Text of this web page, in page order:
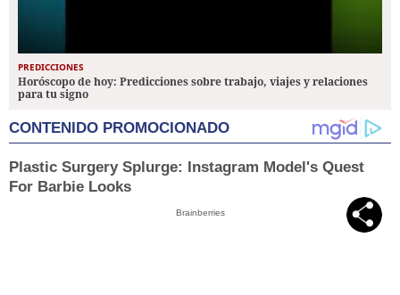
PREDICCIONES
Horóscopo de hoy: Predicciones sobre trabajo, viajes y relaciones
para tu signo
CONTENIDO PROMOCIONADO
Plastic Surgery Splurge: Instagram Model's Quest
For Barbie Looks
Brainberries